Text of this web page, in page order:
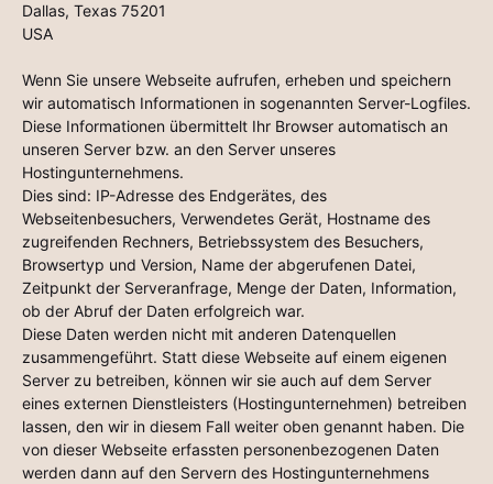
Dallas, Texas 75201
USA
Wenn Sie unsere Webseite aufrufen, erheben und speichern
wir automatisch Informationen in sogenannten Server-Logfiles.
Diese Informationen übermittelt Ihr Browser automatisch an
unseren Server bzw. an den Server unseres
Hostingunternehmens.
Dies sind: IP-Adresse des Endgerätes, des
Webseitenbesuchers, Verwendetes Gerät, Hostname des
zugreifenden Rechners, Betriebssystem des Besuchers,
Browsertyp und Version, Name der abgerufenen Datei,
Zeitpunkt der Serveranfrage, Menge der Daten, Information,
ob der Abruf der Daten erfolgreich war.
Diese Daten werden nicht mit anderen Datenquellen
zusammengeführt. Statt diese Webseite auf einem eigenen
Server zu betreiben, können wir sie auch auf dem Server
eines externen Dienstleisters (Hostingunternehmen) betreiben
lassen, den wir in diesem Fall weiter oben genannt haben. Die
von dieser Webseite erfassten personenbezogenen Daten
werden dann auf den Servern des Hostingunternehmens